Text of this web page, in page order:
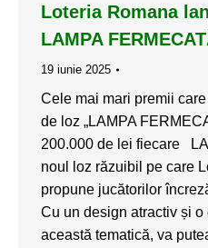
Loteria Romana
LAMPA
19 iunie 2025
Cele mai mari premii
de loz „LAMPA
200.000 de lei fiecare
noul loz răzuibil pe care
propune jucătorilor
Cu un design atractiv și
această tematică, va